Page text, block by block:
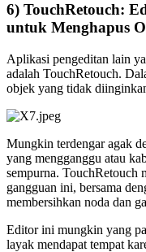
6) TouchRetouch:
untuk Menghapus
Aplikasi pengeditan lain
adalah TouchRetouch.
objek yang tidak
Mungkin terdengar agak
yang mengganggu atau
sempurna. TouchRetouch
gangguan ini, bersama
membersihkan noda dan
Editor ini mungkin yang
layak mendapat tempat